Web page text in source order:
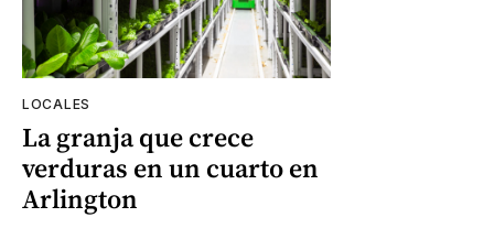
LOCALES
La granja que crece
verduras en un cuarto en
Arlington